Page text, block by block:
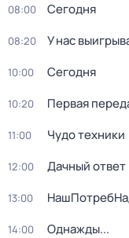
08:00 Сегодня
08:20 У нас
10:00 Сегодня
10:20 Первая
11:00 Чудо техники
12:00 Дачный ответ
13:00
14:00 Однажды...